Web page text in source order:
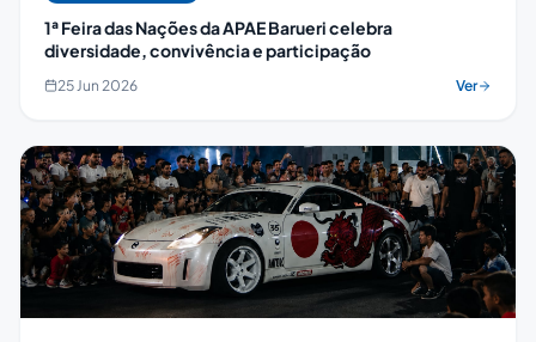
1ª Feira das Nações da APAE Barueri celebra
diversidade, convivência e participação
25 Jun 2026 Ver